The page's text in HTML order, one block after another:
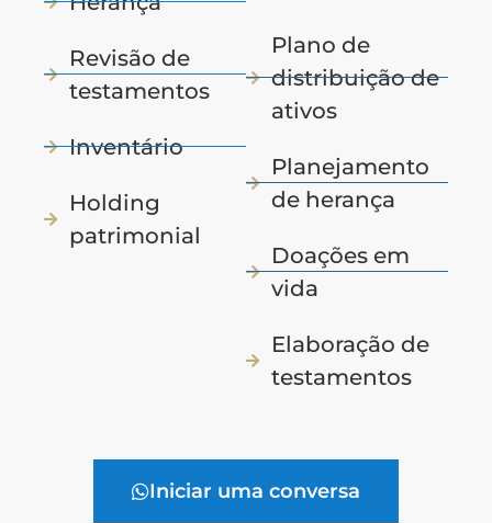
Revisão de
testamentos
Inventário
Holding
patrimonial
Plano de
distribuição de
ativos
Planejamento
de herança
Doações em
vida
Elaboração de
testamentos
Iniciar uma conversa